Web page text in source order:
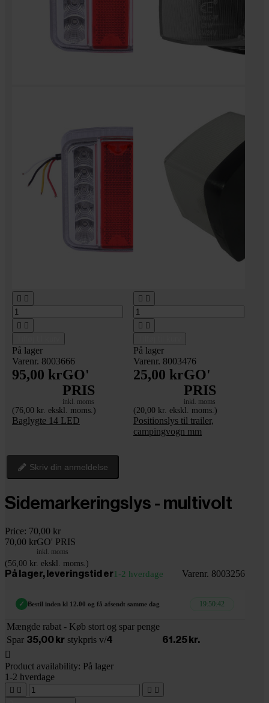
 
 
På lager
Varenr. 8003666
95,00 krGO'
PRIS
inkl. moms
(76,00 kr. ekskl. moms.)
Baglygte 14 LED
 
 
På lager
Varenr. 8003476
25,00 krGO'
PRIS
inkl. moms
(20,00 kr. ekskl. moms.)
Positionslys til trailer,
campingvogn mm
Skriv din anmeldelse
Sidemarkeringslys - multivolt
Price: 70,00 kr
70,00 krGO' PRIS
inkl. moms
(56,00 kr. ekskl. moms.)
På lager, leveringstid er1-2 hverdage Varenr. 8003256
✓ Bestil inden kl 12.00 og få afsendt samme dag 19:50:41
Mængde rabat - Køb stort og spar penge
Spar 35,00 kr stykpris v/4 61.25 kr.

Product availability: På lager
1-2 hverdage
   